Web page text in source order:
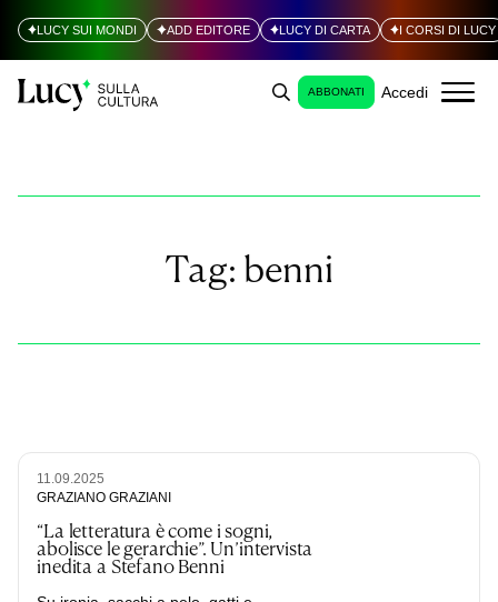
LUCY SUI MONDI ADD EDITORE LUCY DI CARTA I CORSI DI LUCY
ABBONATI Accedi
Tag: benni
11.09.2025
GRAZIANO GRAZIANI
“La letteratura è come i sogni,
abolisce le gerarchie”. Un’intervista
inedita a Stefano Benni